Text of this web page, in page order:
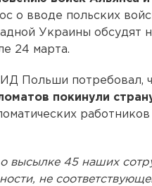
о вводе польских
Украины обсудят
24 марта.
Польши потребовал,
покинули
высылке 45 наших
не